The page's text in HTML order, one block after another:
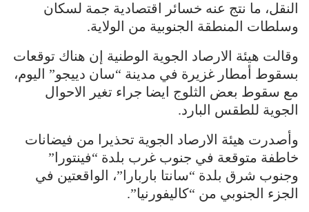
النقل، ما نتج عنه خسائر اقتصادية جمة لسكان
وسلطات المنطقة الجنوبية من الولاية.
وقالت هيئة الارصاد الجوية الوطنية إن هناك توقعات
بسقوط أمطار غزيرة في مدينة “سان دييجو” اليوم،
مع سقوط بعض الثلوج ايضا جراء تغير الاحوال
الجوية للطقس البارد.
وأصدرت هيئة الارصاد الجوية تحذيرا من فيضانات
خاطفة متوقعة في جنوب غرب بلدة “فينتورا”
وجنوب شرق بلدة “سانتا باربارا”، الواقعتين في
الجزء الجنوبي من “كاليفورنيا”.